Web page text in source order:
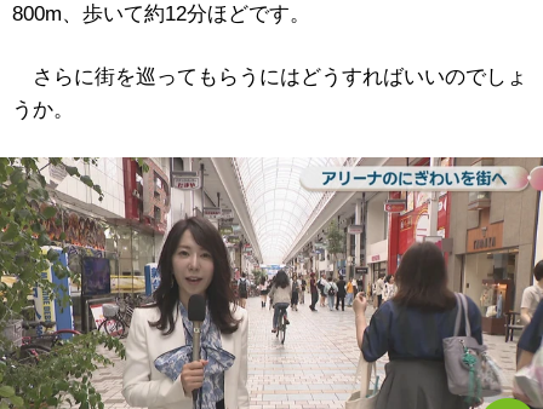
800m、歩いて約12分ほどです。
さらに街を巡ってもらうにはどうすればいいのでしょ
うか。